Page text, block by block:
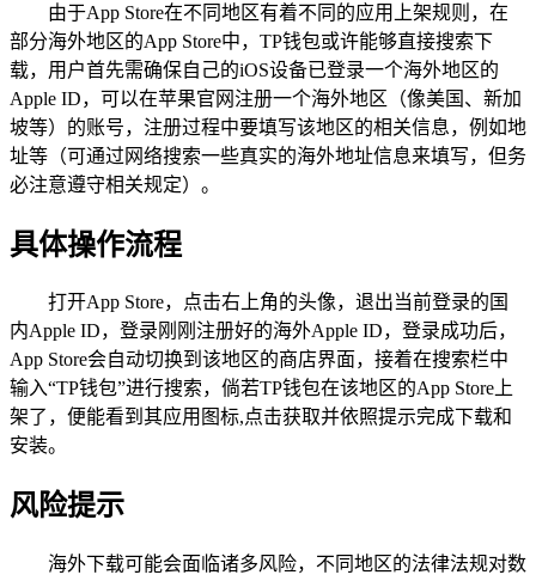
由于App Store在不同地区有着不同的应用上架规则，在
部分海外地区的App Store中，TP钱包或许能够直接搜索下
载，用户首先需确保自己的iOS设备已登录一个海外地区的
Apple ID，可以在苹果官网注册一个海外地区（像美国、新加
坡等）的账号，注册过程中要填写该地区的相关信息，例如地
址等（可通过网络搜索一些真实的海外地址信息来填写，但务
必注意遵守相关规定）。
具体操作流程
打开App Store，点击右上角的头像，退出当前登录的国
内Apple ID，登录刚刚注册好的海外Apple ID，登录成功后，
App Store会自动切换到该地区的商店界面，接着在搜索栏中
输入“TP钱包”进行搜索，倘若TP钱包在该地区的App Store上
架了，便能看到其应用图标,点击获取并依照提示完成下载和
安装。
风险提示
海外下载可能会面临诸多风险，不同地区的法律法规对数